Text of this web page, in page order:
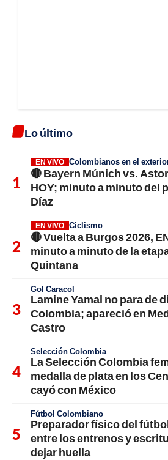
Lo último
EN VIVO Colombianos en el
🔴 Bayern Múnich vs.
HOY; minuto a minuto del
Díaz
EN VIVO Ciclismo
🔴 Vuelta a Burgos 2026,
minuto a minuto de la
Quintana
Gol Caracol
Lamine Yamal no para de
Colombia; apareció en
Castro
Selección Colombia
La Selección Colombia
medalla de plata en los
cayó con México
Fútbol Colombiano
Preparador físico del
entre los entrenos y
dejar huella